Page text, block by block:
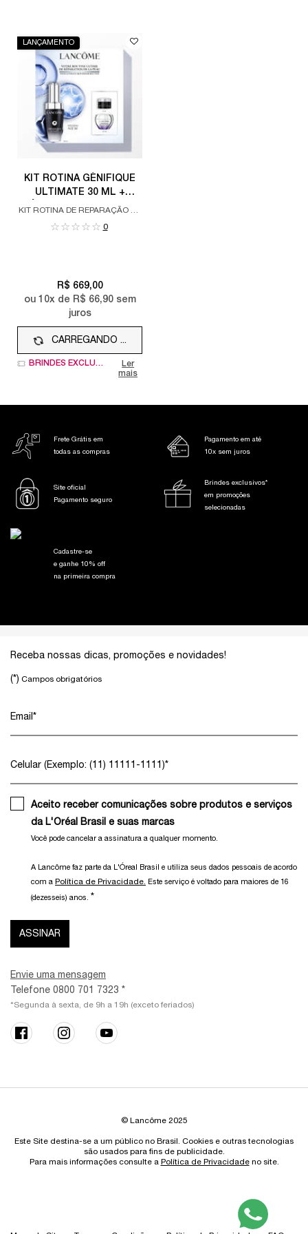
LANÇAMENTO
KIT ROTINA GÉNIFIQUE
ULTIMATE 30 ML +
GÉNIFIQUE YEUX 5 ML +
PEPTÍDEOS 15 ML
KIT ROTINA DE REPARAÇÃO DA
0
R$ 669,00
ou 10x de R$ 66,90sem
juros
CARREGANDO ...
BRINDES EXCLUSIVOS
Ler
mais
Frete Grátis em
todas as compras
Pagamento em até
10x sem juros
Site oficial
Pagamento seguro
Brindes exclusivos*
em promoções
selecionadas
Cadastre-se
e ganhe 10% off
na primeira compra
Receba nossas dicas, promoções e novidades!
(*) Campos obrigatórios
Email *
Celular (Exemplo: (11) 11111-1111)*
Aceito receber comunicações sobre produtos e serviços
da L'Oréal Brasil e suas marcas
Você pode cancelar a assinatura a qualquer momento.​
A Lancôme faz parte da L'Óreal Brasil e utiliza seus dados pessoais de acordo
com a Política de Privacidade. Este serviço é voltado para maiores de 16
(dezesseis) anos. *
ASSINAR
Envie uma mensagem
Telefone 0800 701 7323 *
*Segunda à sexta, de 9h a 19h (exceto feriados)
© Lancôme 2025
Este Site destina-se a um público no Brasil. Cookies e outras tecnologias
são usados para fins de publicidade.
Para mais informações consulte a Política de Privacidadeno site.